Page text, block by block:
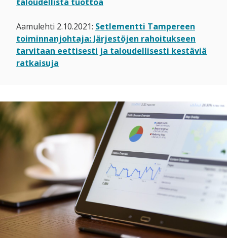
taloudellista tuottoa
Aamulehti 2.10.2021: Setlementti Tampereen
toiminnanjohtaja: Järjestöjen rahoitukseen
tarvitaan eettisesti ja taloudellisesti kestäviä
ratkaisuja